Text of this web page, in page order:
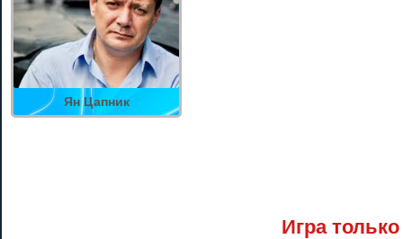
Ян Цапник
Игра